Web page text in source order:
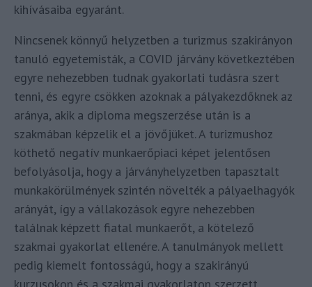
kihívásaiba egyaránt.
Nincsenek könnyű helyzetben a turizmus szakirányon
tanuló egyetemisták, a COVID járvány következtében
egyre nehezebben tudnak gyakorlati tudásra szert
tenni, és egyre csökken azoknak a pályakezdőknek az
aránya, akik a diploma megszerzése után is a
szakmában képzelik el a jövőjüket. A turizmushoz
köthető negatív munkaerőpiaci képet jelentősen
befolyásolja, hogy a járványhelyzetben tapasztalt
munkakörülmények szintén növelték a pályaelhagyók
arányát, így a vállakozások egyre nehezebben
találnak képzett fiatal munkaerőt, a kötelező
szakmai gyakorlat ellenére. A tanulmányok mellett
pedig kiemelt fontosságú, hogy a szakirányú